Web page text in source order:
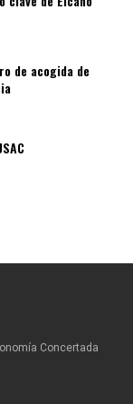
de acogida de
Concertada